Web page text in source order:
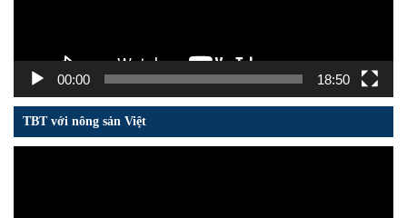
00:00 18:50
TBT với nông sản Việt